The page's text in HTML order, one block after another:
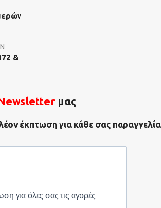
&
μας
έκπτωση για κάθε σας παραγγελία
για όλες σας τις αγορές